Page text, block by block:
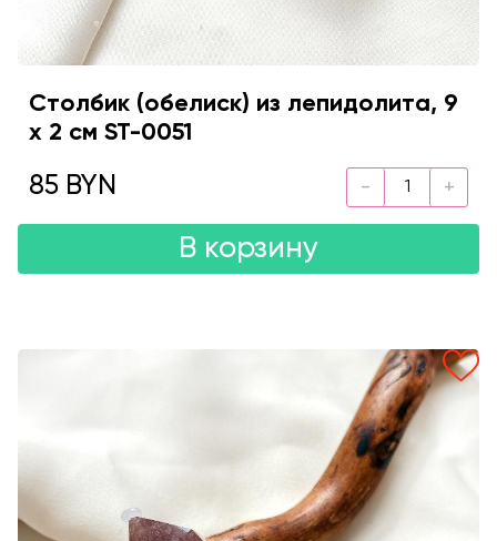
Столбик (обелиск) из лепидолита, 9
х 2 см ST-0051
85 BYN
В корзину